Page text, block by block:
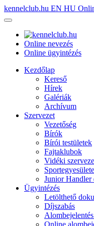
kennelclub.hu EN HU
Online nevezés
Online ügyintézés
Kezdőlap
Kereső
Hírek
Galériák
Archívum
Szervezet
Vezetőség
Bírók
Bírói testületek
Fajtaklubok
Vidéki
Junior Handler
Ügyintézés
Letölthető
Díjszabás
Online